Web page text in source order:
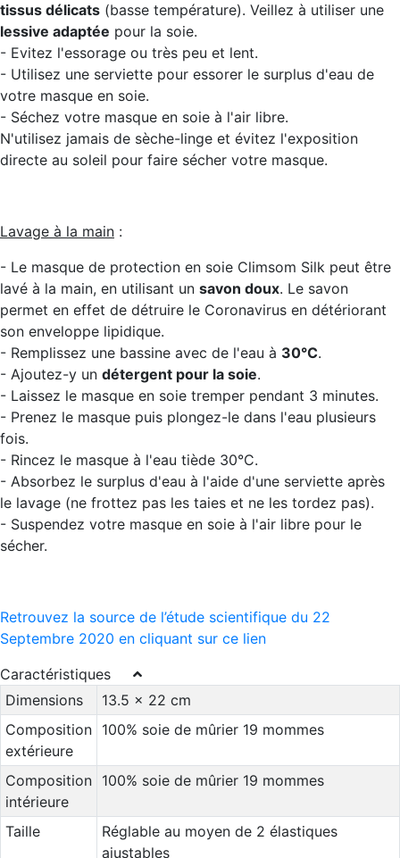
tissus délicats (basse température). Veillez à utiliser une
lessive adaptée pour la soie.
- Evitez l'essorage ou très peu et lent.
- Utilisez une serviette pour essorer le surplus d'eau de
votre masque en soie.
- Séchez votre masque en soie à l'air libre.
N'utilisez jamais de sèche-linge et évitez l'exposition
directe au soleil pour faire sécher votre masque.
Lavage à la main :
- Le masque de protection en soie Climsom Silk peut être
lavé à la main, en utilisant un savon doux. Le savon
permet en effet de détruire le Coronavirus en détériorant
son enveloppe lipidique.
- Remplissez une bassine avec de l'eau à 30°C.
- Ajoutez-y un détergent pour la soie.
- Laissez le masque en soie tremper pendant 3 minutes.
- Prenez le masque puis plongez-le dans l'eau plusieurs
fois.
- Rincez le masque à l'eau tiède 30°C.
- Absorbez le surplus d'eau à l'aide d'une serviette après
le lavage (ne frottez pas les taies et ne les tordez pas).
- Suspendez votre masque en soie à l'air libre pour le
sécher.
Retrouvez la source de l’étude scientifique du 22
Septembre 2020 en cliquant sur ce lien
Caractéristiques
Dimensions
13.5 x 22 cm
Composition
extérieure
100% soie de mûrier 19 mommes
Composition
intérieure
100% soie de mûrier 19 mommes
Taille
Réglable au moyen de 2 élastiques
ajustables